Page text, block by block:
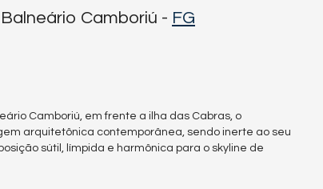
Camboriú - FG
Camboriú, em frente a ilha das Cabras, o
arquitetônica contemporânea, sendo inerte ao seu
sútil, límpida e harmônica para o skyline de